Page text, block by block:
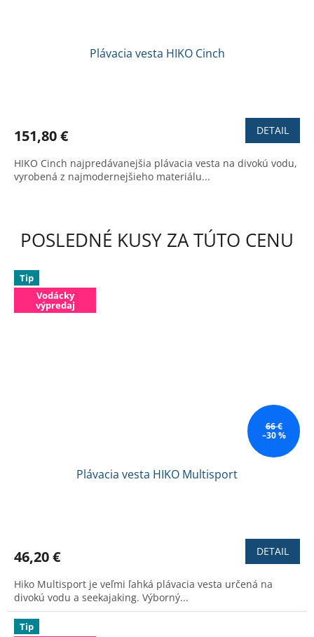
Plávacia vesta HIKO Cinch
je
z
5
151,80 € DETAIL
HIKO Cinch najpredávanejšia plávacia vesta na divokú vodu,
vyrobená z najmodernejšieho materiálu...
POSLEDNÉ KUSY ZA TÚTO CENU
Tip
Vodácky
výpredaj
66 €
–30 %
Plávacia vesta HIKO Multisport
je
z
5
hviezdičiek.
46,20 € DETAIL
Hiko Multisport je veľmi ľahká plávacia vesta určená na
divokú vodu a seekajaking. Výborný...
Tip